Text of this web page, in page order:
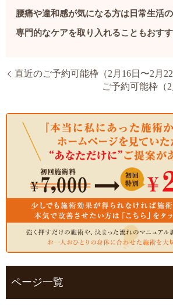
腰痛や違和感が気になる方は日常生活
専門的なケアを取り入れることもおすす
直近のご予約可能枠（2月16日〜2月
ご予約可能枠（2
ページ一覧